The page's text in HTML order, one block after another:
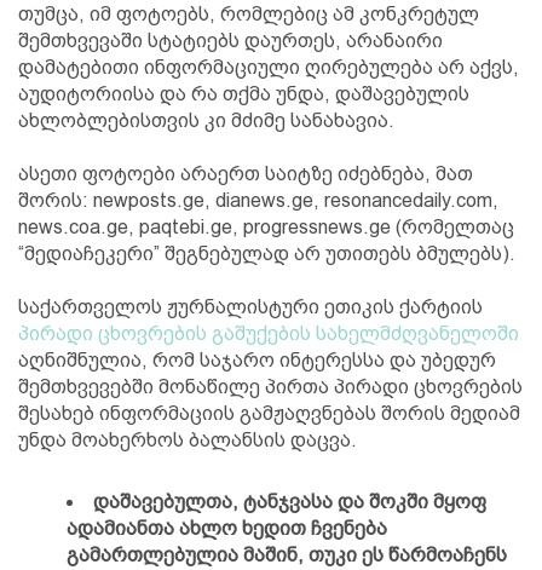
თუმცა, იმ ფოტოებს, რომლებიც ამ კონკრეტულ
შემთხვევაში სტატიებს დაურთეს, არანაირი
დამატებითი ინფორმაციული ღირებულება არ აქვს,
აუდიტორიისა და რა თქმა უნდა, დაშავებულის
ახლობლებისთვის კი მძიმე სანახავია.
ასეთი ფოტოები არაერთ საიტზე იძებნება, მათ
შორის: newposts.ge, dianews.ge, resonancedaily.com,
news.coa.ge, paqtebi.ge, progressnews.ge (რომელთაც
“მედიაჩეკერი” შეგნებულად არ უთითებს ბმულებს).
საქართველოს ჟურნალისტური ეთიკის ქარტიის
პირადი ცხოვრების გაშუქების სახელმძღვანელოში
აღნიშნულია, რომ საჯარო ინტერესსა და უბედურ
შემთხვევებში მონაწილე პირთა პირადი ცხოვრების
შესახებ ინფორმაციის გამჟაღვნებას შორის მედიამ
უნდა მოახერხოს ბალანსის დაცვა.
დაშავებულთა, ტანჯვასა და შოკში მყოფ
ადამიანთა ახლო ხედით ჩვენება
გამართლებულია მაშინ, თუკი ეს წარმოაჩენს